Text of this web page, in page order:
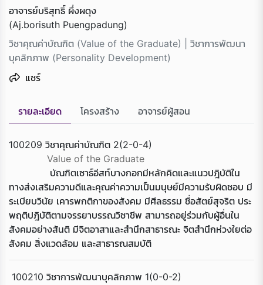
อาจารย์บริสุทธิ์ ผึ่งผดุง
(Aj.borisuth Puengpadung)
วิชาคุณค่าบัณฑิต (Value of the Graduate) | วิชาการพัฒนา
บุคลิกภาพ (Personality Development)
แชร์
รายละเอียด โครงสร้าง อาจารย์ผู้สอน
100209 วิชาคุณค่าบัณฑิต 2(2-0-4)
Value of the Graduate
บัณฑิตเซาธ์อีสท์บางกอกมีหลักคิดและแนวปฎิบัติใน
ทางส่งเสริมความดีและคุณค่าความเป็นมนุษย์มีความรับผิดชอบ มี
ระเบียบวินัย เคารพกติกาของสังคม มีศีลธรรม ซื่อสัตย์สุจริต ประ
พฤติปฎิบัติตามจรรยาบรรณวิชาชีพ สามารถอยู่ร่วมกับผู้อื่นใน
สังคมอย่างสันติ มีจิตอาสาและสำนึกสาธารณะ จิตสำนึกห่วงใยต่อ
สังคม สิ่งแวดล้อม และสาธารณสมบัติ
100210 วิชาการพัฒนาบุคลิกภาพ 1(0-0-2)
Loading...